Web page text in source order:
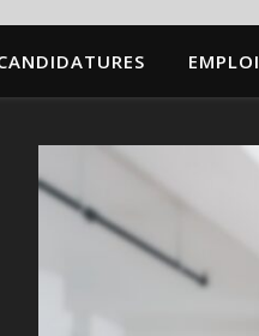
EMPLOI